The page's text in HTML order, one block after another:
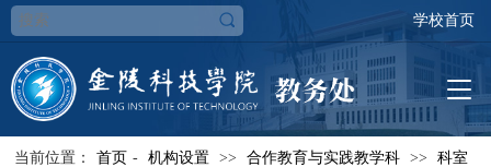
学校首页
当前位置： 首页 - 机构设置 >> 合作教育与实践教学科 >>
科室